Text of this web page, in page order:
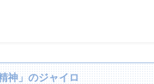
神」のジャイロ